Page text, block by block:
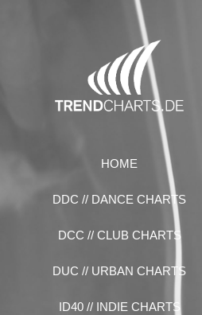
HOME
DDC // DANCE CHARTS
DCC // CLUB CHARTS
DUC // URBAN CHARTS
ID40 // INDIE CHARTS